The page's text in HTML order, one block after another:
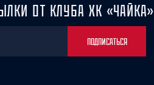
ОТ КЛУБА ХК «ЧАЙКА»
ПОДПИСАТЬСЯ